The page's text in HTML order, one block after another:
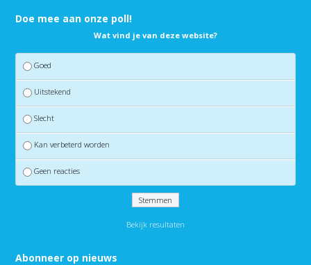
Doe mee aan onze poll!
Wat vind je van deze website?
Goed
Uitstekend
Slecht
Kan verbeterd worden
Geen reacties
Bekijk resultaten
Abonneer op nieuws